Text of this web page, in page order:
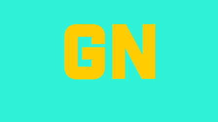
Gn